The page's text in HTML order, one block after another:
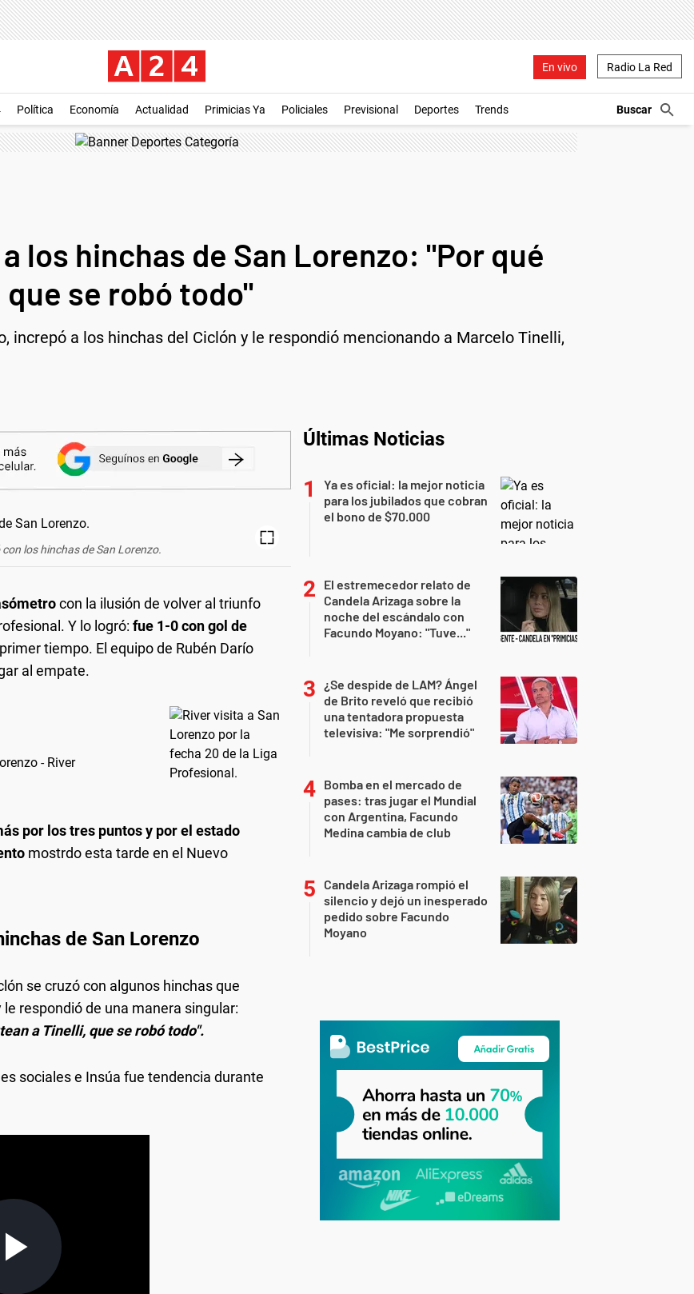
En vivo Radio La Red
Política Economía Actualidad Primicias Ya Policiales Previsional Deportes Trends
los hinchas de San Lorenzo: "Por qué
se robó todo"
increpó a los hinchas del Ciclón y le respondió mencionando a Marcelo Tinelli,
los hinchas de San Lorenzo.
con la ilusión de volver al triunfo
Y lo logró: fue 1-0 con gol de
tiempo. El equipo de Rubén Darío
al empate.
- River
por los tres puntos y por el estado
mostrdo esta tarde en el Nuevo
de San Lorenzo
se cruzó con algunos hinchas que
respondió de una manera singular:
a Tinelli, que se robó todo".
sociales e Insúa fue tendencia durante
Últimas Noticias
Ya es oficial: la mejor noticia
para los jubilados que cobran
el bono de $70.000
El estremecedor relato de
Candela Arizaga sobre la
noche del escándalo con
Facundo Moyano: "Tuve..."
¿Se despide de LAM? Ángel
de Brito reveló que recibió
una tentadora propuesta
televisiva: "Me sorprendió"
Bomba en el mercado de
pases: tras jugar el Mundial
con Argentina, Facundo
Medina cambia de club
Candela Arizaga rompió el
silencio y dejó un inesperado
pedido sobre Facundo
Moyano